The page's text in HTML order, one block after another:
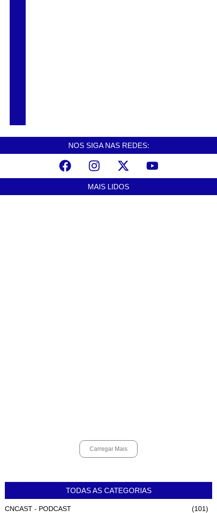
NOS SIGA NAS REDES:
MAIS LIDOS
Carregar Mais
TODAS AS CATEGORIAS
CNCAST - PODCAST (101)